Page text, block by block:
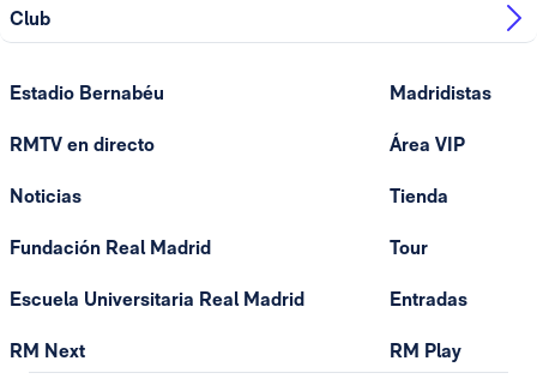
Club
Estadio Bernabéu
RMTV en directo
Noticias
Fundación Real Madrid
Escuela Universitaria Real Madrid
RM Next
Madridistas
Área VIP
Tienda
Tour
Entradas
RM Play